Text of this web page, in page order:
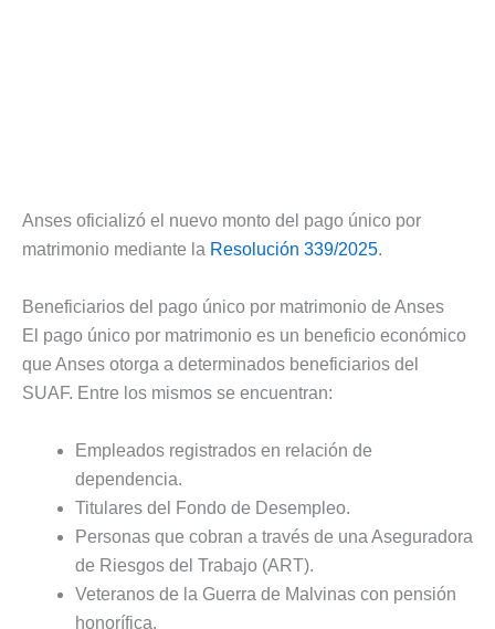
Anses oficializó el nuevo monto del pago único por
matrimonio mediante la Resolución 339/2025.
Beneficiarios del pago único por matrimonio de Anses
El pago único por matrimonio es un beneficio económico
que Anses otorga a determinados beneficiarios del
SUAF. Entre los mismos se encuentran:
Empleados registrados en relación de
dependencia.
Titulares del Fondo de Desempleo.
Personas que cobran a través de una Aseguradora
de Riesgos del Trabajo (ART).
Veteranos de la Guerra de Malvinas con pensión
honorífica.